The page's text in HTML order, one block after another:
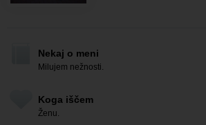
Nekaj o meni
Milujem nežnosti.
Koga iščem
Ženu.